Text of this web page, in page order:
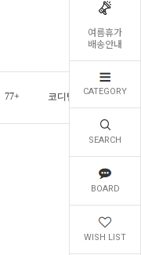
여름휴가
배송안내
CATEGORY
SEARCH
BOARD
WISH LIST
77+ 코디템 오늘발송